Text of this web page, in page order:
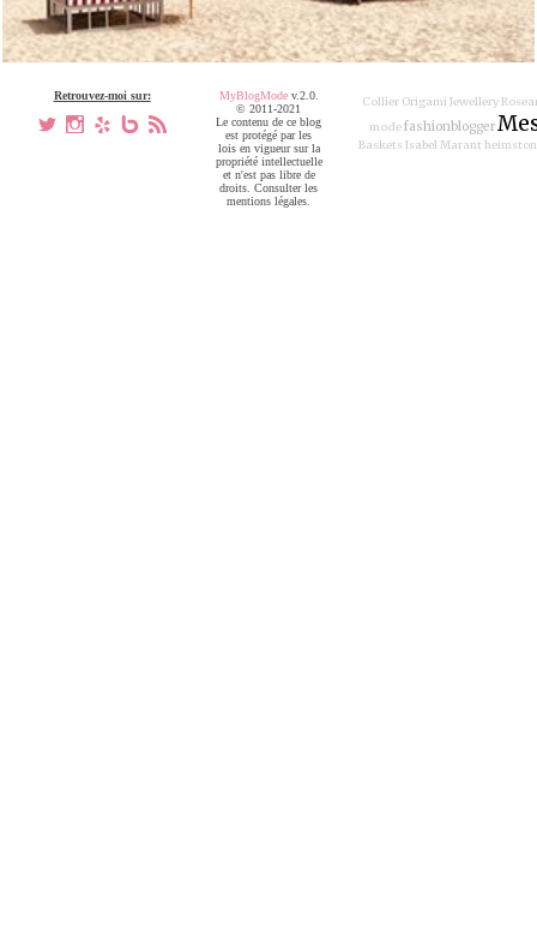
Retrouvez-moi sur:
a x h V ,
Collier Origami Jewellery
modefashionblogger
Baskets Isabel Marant
MyBlogModev.2.0.
© 2011-2021
Le contenu de ce blog
est protégé par les
lois en vigueur sur la
propriété intellectuelle
et n'est pas libre de
droits. Consulter les
mentions légales.